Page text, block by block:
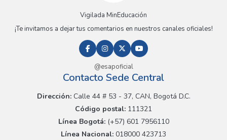
Vigilada MinEducación
¡Te invitamos a dejar tus comentarios en nuestros canales oficiales!
@esapoficial
Contacto Sede Central
Dirección:Calle 44 # 53 - 37, CAN, Bogotá D.C.
Código postal: 111321
Línea Bogotá:(+57) 601 7956110
Línea Nacional: 018000 423713